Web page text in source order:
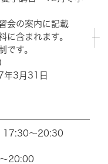
会の案内に記載
に含まれます。
です。
年3月31日
17:30～20:30
20:00